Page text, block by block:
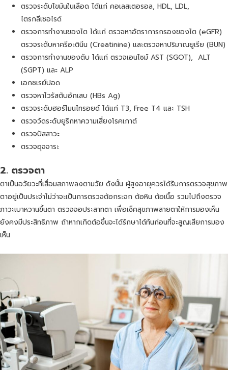
ตรวจระดับไขมันในเลือด ได้แก่ คอเลสเตอรอล, HDL, LDL,
ไตรกลีเซอไรด์
ตรวจการทำงานของไต ได้แก่ ตรวจหาอัตราการกรองของไต (eGFR)
ตรวจระดับหาครีอะตินีน (Creatinine) และตรวจหาปริมาณยูเรีย (BUN)
ตรวจการทำงานของตับ ได้แก่ ตรวจเอนไซม์ AST (SGOT), ALT
(SGPT) และ ALP
เอกซเรย์ปอด
ตรวจหาไวรัสตับอักเสบ (HBs Ag)
ตรวจระดับฮอร์โมนไทรอยด์ ได้แก่ T3, Free T4 และ TSH
ตรวจวัดระดับยูริกหาความเสี่ยงโรคเกาต์
ตรวจปัสสาวะ
ตรวจอุจจาระ
2. ตรวจตา
ตาเป็นอวัยวะที่เสื่อมสภาพลงตามวัย ดังนั้น ผู้สูงอายุควรได้รับการตรวจสุขภาพ
ตาอยู่เป็นประจำไม่ว่าจะเป็นการตรวจต้อกระจก ต้อหิน ต้อเนื้อ รวมไปถึงตรวจ
ภาวะเบาหวานขึ้นตา ตรวจจอประสาทตา เพื่อเช็คสุขภาพสายตาให้การมองเห็น
ยังคงมีประสิทธิภาพ ถ้าหากเกิดต้อขึ้นจะได้รักษาได้ทันก่อนที่จะสูญเสียการมอง
เห็น